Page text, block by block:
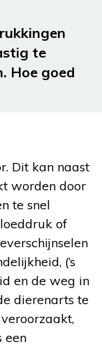
te
Hoe goed
Dit kan naast
worden door
te snel
of
(’s
en de weg in
dierenarts te
een